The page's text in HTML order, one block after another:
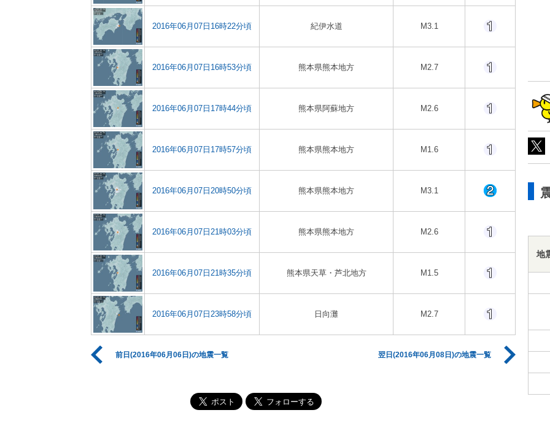
2016年06月07日16時22分頃 紀伊水道 M3.1
2016年06月07日16時53分頃 熊本県熊本地方 M2.7
2016年06月07日17時44分頃 熊本県阿蘇地方 M2.6
2016年06月07日17時57分頃 熊本県熊本地方 M1.6
2016年06月07日20時50分頃 熊本県熊本地方 M3.1
2016年06月07日21時03分頃 熊本県熊本地方 M2.6
2016年06月07日21時35分頃 熊本県天草・芦北地方 M1.5
2016年06月07日23時58分頃 日向灘 M2.7
前日(2016年06月06日)の地震一覧 翌日(2016年06月08日)の地震一覧
地